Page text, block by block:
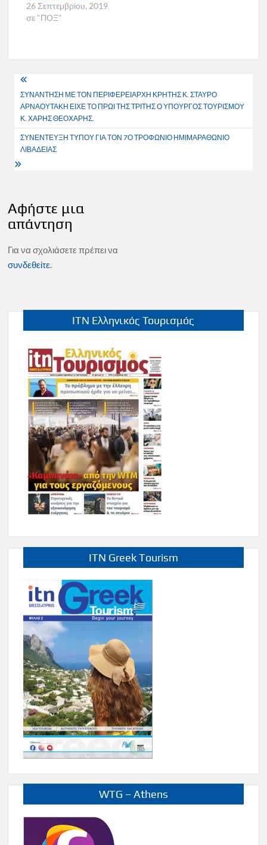
26 Σεπτεμβρίου, 2019
σε "ΠΟΞ"
Πλοήγηση
άρθρων
ΣΥΝΑΝΤΗΣΗ ΜΕ ΤΟΝ ΠΕΡΙΦΕΡΕΙΑΡΧΗ ΚΡΗΤΗΣ Κ. ΣΤΑΥΡΟ
ΑΡΝΑΟΥΤΑΚΗ ΕΙΧΕ ΤΟ ΠΡΩΙ ΤΗΣ ΤΡΙΤΗΣ Ο ΥΠΟΥΡΓΟΣ ΤΟΥΡΙΣΜΟΥ
Κ. ΧΑΡΗΣ ΘΕΟΧΑΡΗΣ.
ΣΥΝΕΝΤΕΥΞΗ ΤΥΠΟΥ ΓΙΑ ΤΟΝ 7Ο ΤΡΟΦΩΝΙΟ ΗΜΙΜΑΡΑΘΩΝΙΟ
ΛΙΒΑΔΕΙΑΣ
Αφήστε μια
απάντηση
Για να σχολιάσετε πρέπει να
συνδεθείτε.
ITN Ελληνικός Τουρισμός
ITN Greek Tourism
WTG – Athens